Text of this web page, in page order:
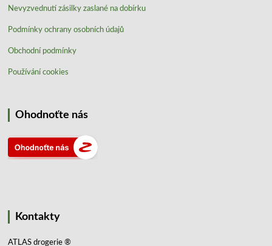
Nevyzvednutí zásilky zaslané na dobírku
Podmínky ochrany osobních údajů
Obchodní podmínky
Používání cookies
Ohodnoťte nás
Kontakty
ATLAS drogerie ®